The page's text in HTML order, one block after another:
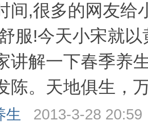
间,很多的网友给
服!今天小宋就
讲解一下春季养
陈。天地俱生，
生 2013-3-28 20:59